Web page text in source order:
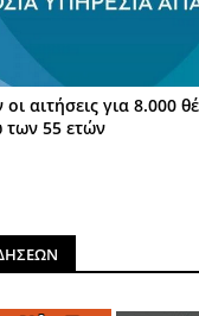
αιτήσεις για 8.000
των 55 ετών